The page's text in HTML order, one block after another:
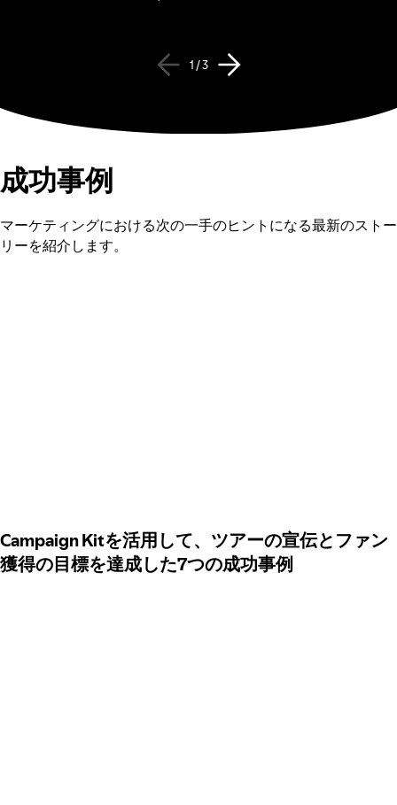
1 / 3
成功事例
マーケティングにおける次の一手のヒントになる最新のストー
リーを紹介します。
Campaign Kitを活用して、ツアーの宣伝とファン
獲得の目標を達成した7つの成功事例